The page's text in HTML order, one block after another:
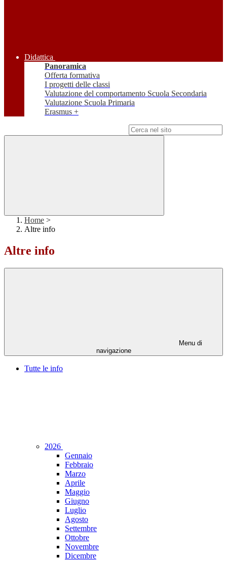
Didattica
Panoramica
Offerta formativa
I progetti delle classi
Valutazione del comportamento Scuola Secondaria
Valutazione Scuola Primaria
Erasmus +
Home >
Altre info
Altre info
Menu di
navigazione
Tutte le info
2026
Gennaio
Febbraio
Marzo
Aprile
Maggio
Giugno
Luglio
Agosto
Settembre
Ottobre
Novembre
Dicembre